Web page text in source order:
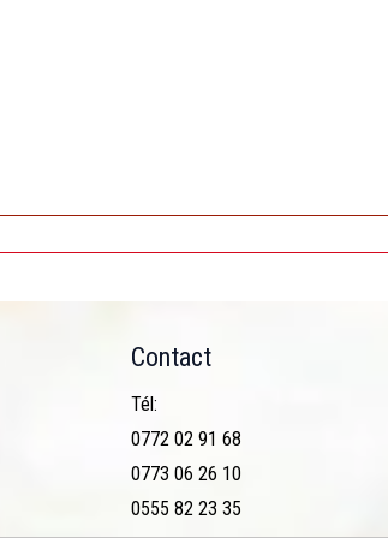
Contact
Tél:
0772 02 91 68
0773 06 26 10
0555 82 23 35